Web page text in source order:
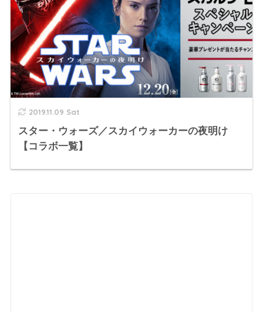
2019.11.09 Sat
スター・ウォーズ／スカイウォーカーの夜明け
【コラボ一覧】